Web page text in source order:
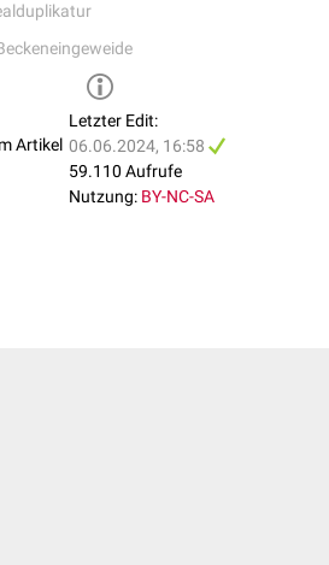
Artikel
Letzter Edit:
06.06.2024, 16:58
59.110 Aufrufe
Nutzung: BY-NC-SA